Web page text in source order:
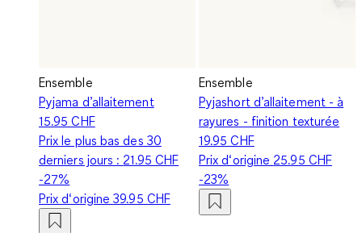
Ensemble
Pyjama d’allaitement
15.95 CHF
Prix le plus bas des 30
derniers jours : 21.95 CHF
-27%
Prix d‘origine39.95 CHF
Ensemble
Pyjashort d’allaitement - à
rayures - finition texturée
19.95 CHF
Prix d‘origine 25.95 CHF
-23%